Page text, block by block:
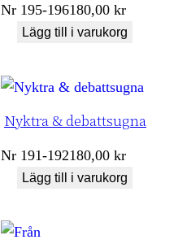
Nr 195-196180,00kr
Lägg till i varukorg
Nyktra & debattsugna
Nr 191-192180,00kr
Lägg till i varukorg